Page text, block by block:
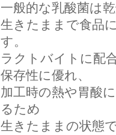
一般的な乳酸菌は
生きたままで食品
す。
ラクトバイトに配
保存性に優れ、
加工時の熱や胃酸
るため
生きたままの状態